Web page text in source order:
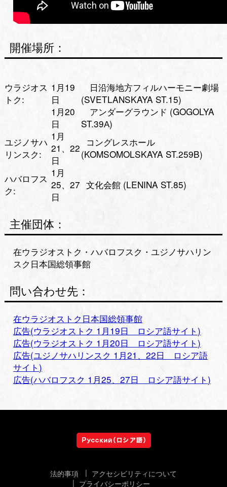
開催場所：
ウラジオス
トク:
1月19
日
日沿海地方フィルハーモニー劇場
(SVETLANSKAYA ST.15)
1月20
日
アンダーグラウンド (GOGOLYA
ST.39А)
ユジノサハ
リンスク:
1月
21、22
日
コングレスホール
(KOMSOMOLSKAYA ST.259B)
ハバロフス
ク:
1月
25、27
日
文化会館 (LENINA ST.85)
主催団体：
在ウラジオストク・ハバロフスク・ユジノサハリン
スク日本国総領事館
問い合わせ先：
在ウラジオストク日本国総領事館
広告(ウラジオストク 1月19日 ロシア語サイト)
広告(ウラジオストク 1月20日 ロシア語サイト)
広告(ユジノサハリンスク 1月21、22日 ロシア語
サイト)
広告(ハバロフスク 1月25、27日 ロシア語サイト)
法的事項
アクセシビリティについて
プライバシーポリシー